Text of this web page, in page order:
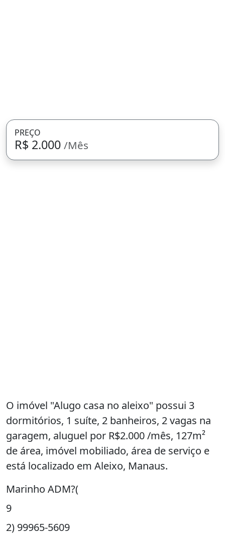
PREÇO
R$ 2.000 /Mês
O imóvel "Alugo casa no aleixo" possui 3
dormitórios, 1 suíte, 2 banheiros, 2 vagas na
garagem, aluguel por R$2.000 /mês, 127m²
de área, imóvel mobiliado, área de serviço e
está localizado em Aleixo, Manaus.
Marinho ADM?(
9
2) 99965-5609